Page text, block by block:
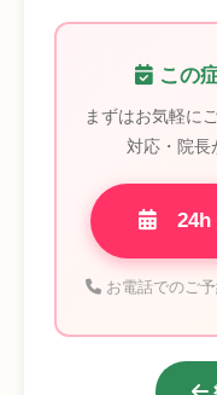
この
まずはお気軽に
対応・院長
24h
お電話でのご予